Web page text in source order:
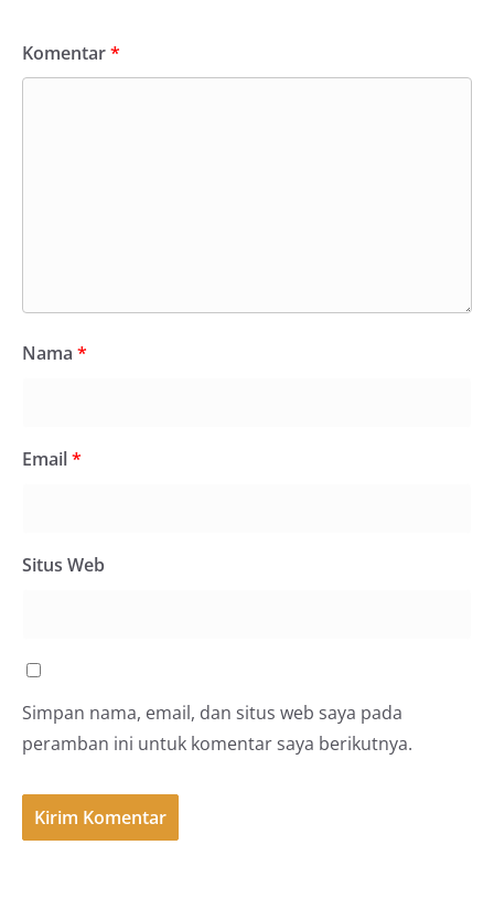
Komentar*
Nama *
Email*
Situs Web
Simpan nama, email, dan situs web saya pada
peramban ini untuk komentar saya berikutnya.